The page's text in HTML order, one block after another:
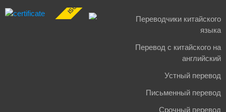
Переводчики китайского
языка
Перевод с китайского на
английский
Устный перевод
Письменный перевод
Срочный перевод